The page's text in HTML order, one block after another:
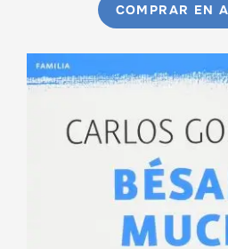
COMPRAR EN